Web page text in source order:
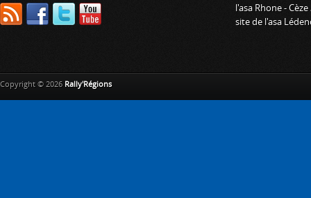
l'asa Rhone - Cèze
site de l'asa
Copyright © 2026 Rally'Régions